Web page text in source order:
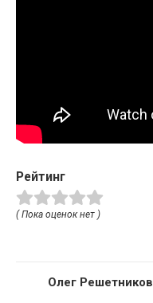
Рейтинг
( Пока оценок нет )
Олег Решетников